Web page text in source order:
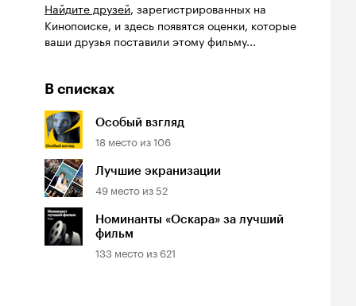
Найдите друзей, зарегистрированных на
Кинопоиске, и здесь появятся оценки, которые
ваши друзья поставили этому фильму...
В списках
Особый взгляд
18 место из106
Лучшие экранизации
49 место из 52
Номинанты «Оскара» за лучший
фильм
133 место из 621